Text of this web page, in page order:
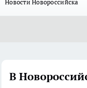
Новости Новороссийска
В